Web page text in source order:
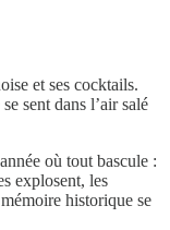
et ses cocktails.
sent dans l’air salé
où tout bascule :
explosent, les
historique se